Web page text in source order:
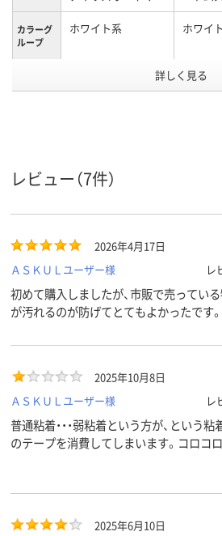
カラーグ
ループ
ホワイト系 ホワイ
50
詳しく見る
レビュー（7件）
2026年4月17日
ＡＳＫＵＬユーザー様
レ
初めて購入しましたが、市販で売ってい
が汚れるのが防げてとてもよかったです
2025年10月8日
ＡＳＫＵＬユーザー様
レ
普通粘着・・・弱粘着という方が、という
のテープを消費してしまいます。コロコ
ープが剥がれてしまったり、さんざんで
2025年6月10日